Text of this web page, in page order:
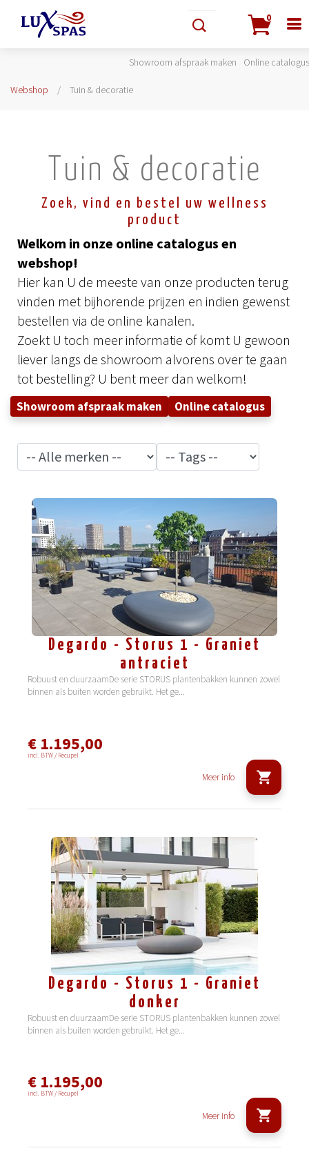
0
Showroom afspraak maken Online catalogus
Webshop Tuin & decoratie
Tuin & decoratie
Zoek, vind en bestel uw wellness
product
Welkom in onze online catalogus en
webshop!
Hier kan U de meeste van onze producten terug
vinden met bijhorende prijzen en indien gewenst
bestellen via de online kanalen.
Zoekt U toch meer informatie of komt U gewoon
liever langs de showroom alvorens over te gaan
tot bestelling? U bent meer dan welkom!
Showroom afspraak maken Online catalogus
Degardo - Storus 1 - Graniet
antraciet
Robuust en duurzaamDe serie STORUS plantenbakken kunnen zowel
binnen als buiten worden gebruikt. Het ge...
€ 1.195,00
incl. BTW / Recupel
Meer info
Degardo - Storus 1 - Graniet
donker
Robuust en duurzaamDe serie STORUS plantenbakken kunnen zowel
binnen als buiten worden gebruikt. Het ge...
€ 1.195,00
incl. BTW / Recupel
Meer info